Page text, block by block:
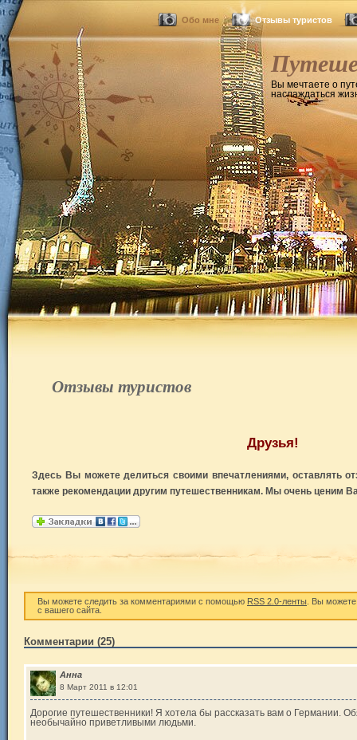
Обо мне Отзывы туристов
Вы мечтаете о
наслаждаться
Отзывы туристов
Друзья!
Здесь Вы можете делиться своими впечатлениями, оставлять
также рекомендации другим путешественникам. Мы очень ценим
Вы можете следить за комментариями с помощью RSS 2.0-ленты . Вы
с вашего сайта.
Комментарии (25)
Анна
8 Март 2011 в 12:01
Дорогие путешественники! Я хотела бы рассказать вам о Германии.
необычайно приветливыми людьми.